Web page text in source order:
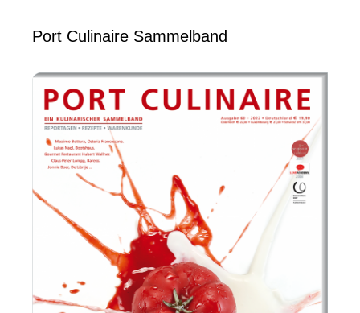
Port Culinaire Sammelband